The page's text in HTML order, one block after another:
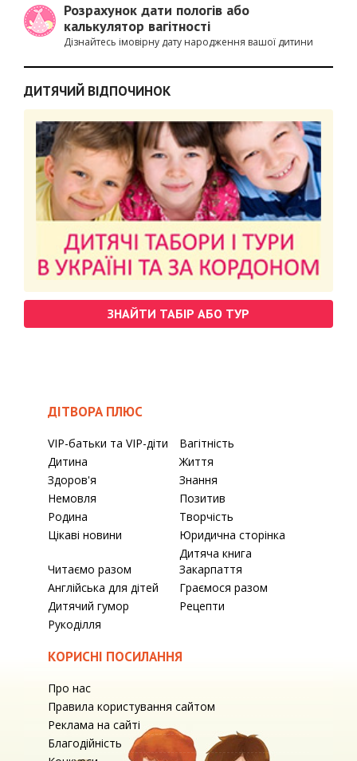
Розрахунок дати пологів або
калькулятор вагітності
Дізнайтесь імовірну дату народження вашої дитини
ДИТЯЧИЙ ВІДПОЧИНОК
ЗНАЙТИ ТАБІР АБО ТУР
ДІТВОРА ПЛЮС
VIP-батьки та VIP-діти
Вагітність
Дитина
Життя
Здоров'я
Знання
Немовля
Позитив
Родина
Творчість
Цікаві новини
Юридична сторінка
Читаємо разом
Дитяча книга
Закарпаття
Англійська для дітей
Граємося разом
Дитячий гумор
Рецепти
Рукоділля
КОРИСНІ ПОСИЛАННЯ
Про нас
Правила користування сайтом
Реклама на сайті
Благодійність